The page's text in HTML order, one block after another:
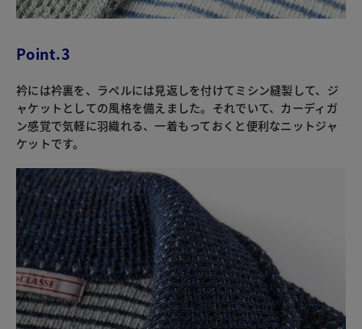
Point.3
衿には衿裏を、ラペルには見返しを付けてミシン縫製して、ジ
ャケットとしての風格を備えました。それでいて、カーディガ
ン感覚で気軽に羽織れる、一着もっておくと便利なニットジャ
ケットです。